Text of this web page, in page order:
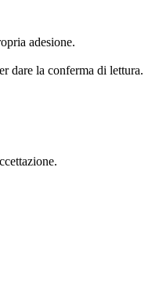
adesione.
dare la conferma di lettura.